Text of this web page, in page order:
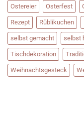
Ostereier Osterfest
Rezept Rüblikuchen
selbst gemacht selbst
Tischdekoration
Weihnachtsgesteck